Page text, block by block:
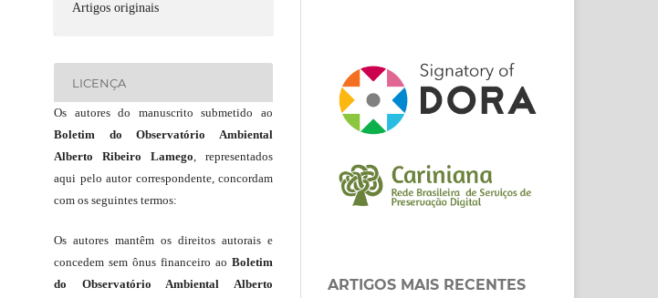
Artigos originais
LICENÇA
Os autores do manuscrito submetido ao
Boletim do Observatório Ambiental
Alberto Ribeiro Lamego, representados
aqui pelo autor correspondente, concordam
com os seguintes termos:
Os autores mantêm os direitos autorais e
concedem sem ônus financeiro ao Boletim
do Observatório Ambiental Alberto
ARTIGOS MAIS RECENTES